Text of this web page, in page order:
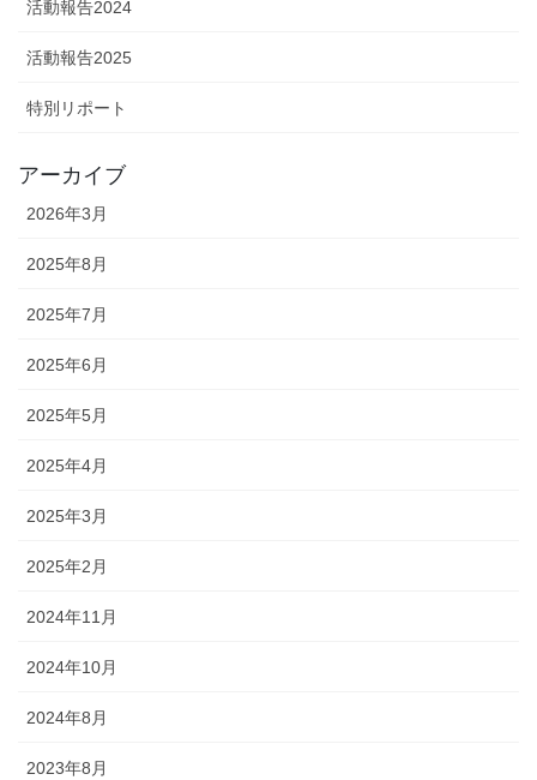
活動報告2024
活動報告2025
特別リポート
アーカイブ
2026年3月
2025年8月
2025年7月
2025年6月
2025年5月
2025年4月
2025年3月
2025年2月
2024年11月
2024年10月
2024年8月
2023年8月